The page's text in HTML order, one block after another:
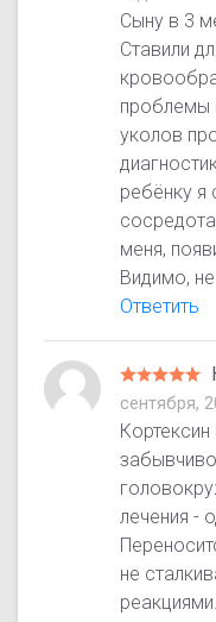
Сыну в 3
Ставили
проблемы
уколов
ребёнку я
меня,
Видимо,
Ответить
сентября,
лечения -
не
реакциями.